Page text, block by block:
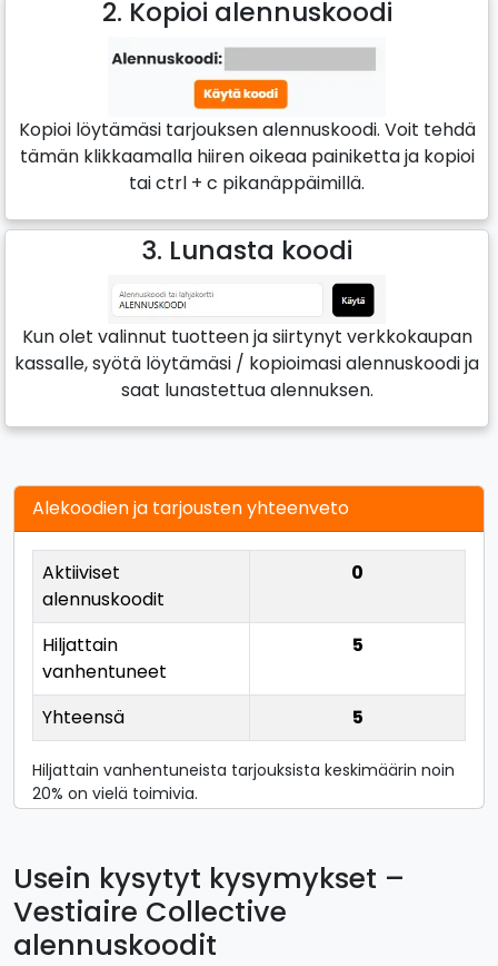
2. Kopioi alennuskoodi
Kopioi löytämäsi tarjouksen alennuskoodi. Voit tehdä
tämän klikkaamalla hiiren oikeaa painiketta ja kopioi
tai ctrl + c pikanäppäimillä.
3. Lunasta koodi
Kun olet valinnut tuotteen ja siirtynyt verkkokaupan
kassalle, syötä löytämäsi / kopioimasi alennuskoodi ja
saat lunastettua alennuksen.
Alekoodien ja tarjousten yhteenveto
Aktiiviset
alennuskoodit
0
Hiljattain
vanhentuneet
5
Yhteensä 5
Hiljattain vanhentuneista tarjouksista keskimäärin noin
20% on vielä toimivia.
Usein kysytyt kysymykset –
Vestiaire Collective
alennuskoodit